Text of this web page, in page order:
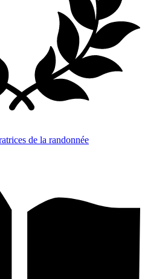
de la randonnée